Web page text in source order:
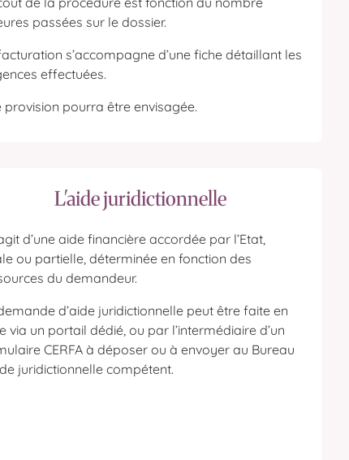
passées sur le dossier.
s’accompagne d’une fiche détaillant les
effectuées.
provision pourra être envisagée.
L'aide juridictionnelle
d’une aide financière accordée par l’Etat,
ou partielle, déterminée en fonction des
du demandeur.
d’aide juridictionnelle peut être faite en
via un portail dédié, ou par l’intermédiaire d’un
CERFA à déposer ou à envoyer au Bureau
juridictionnelle compétent.